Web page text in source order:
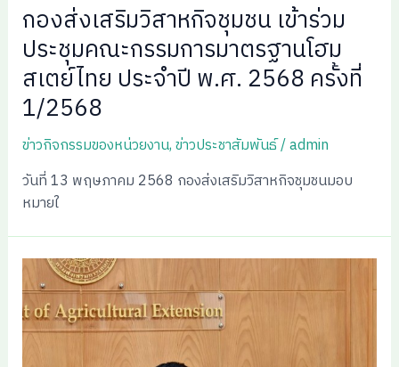
กองส่งเสริมวิสาหกิจชุมชน เข้าร่วม
ประชุมคณะกรรมการมาตรฐานโฮม
สเตย์ไทย ประจำปี พ.ศ. 2568 ครั้งที่
1/2568
ข่าวกิจกรรมของหน่วยงาน,ข่าวประชาสัมพันธ์/admin
วันที่ 13 พฤษภาคม 2568 กองส่งเสริมวิสาหกิจชุมชนมอบ
หมายใ